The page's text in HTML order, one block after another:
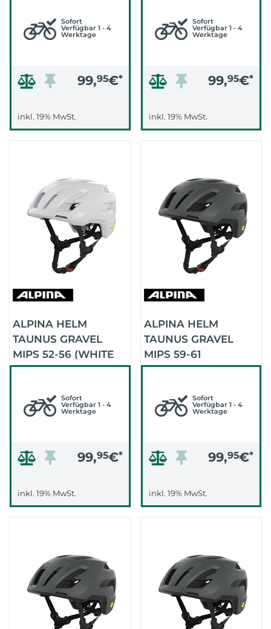
Sofort
Verfügbar 1 - 4
Werktage
99,95€*
inkl. 19% MwSt.
Sofort
Verfügbar 1 - 4
Werktage
99,95€*
inkl. 19% MwSt.
ALPINA HELM
TAUNUS GRAVEL
MIPS 52-56 (WHITE
MATT)
Sofort
Verfügbar 1 - 4
Werktage
99,95€*
inkl. 19% MwSt.
ALPINA HELM
TAUNUS GRAVEL
MIPS 59-61
(MIDNIGHT-GREY
Sofort
Verfügbar 1 - 4
Werktage
99,95€*
inkl. 19% MwSt.